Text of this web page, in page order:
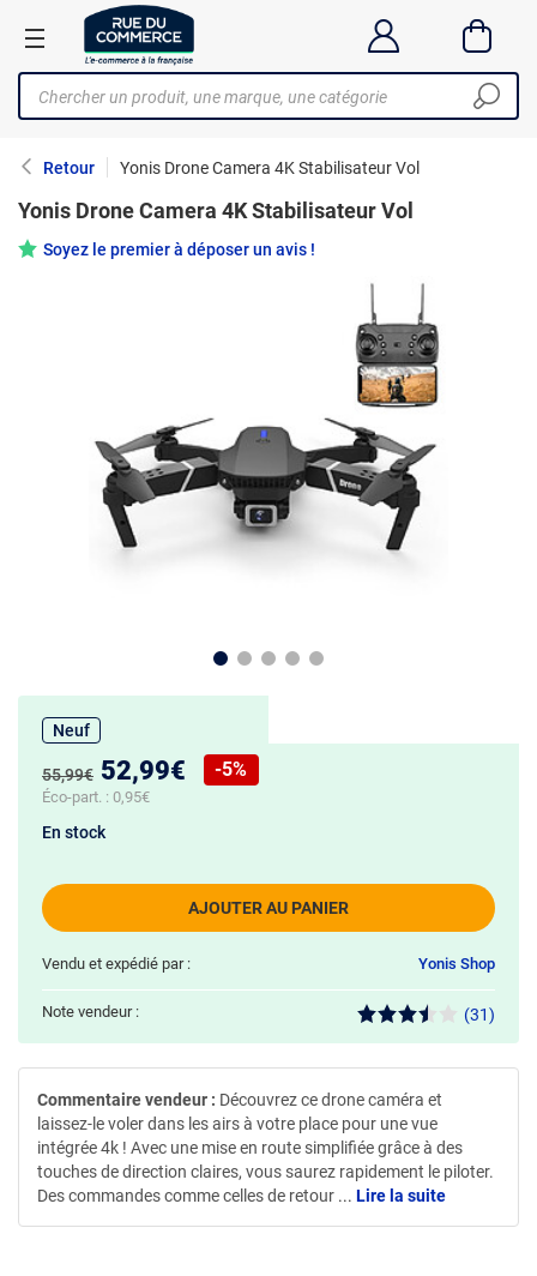
Retour Yonis Drone Camera 4K Stabilisateur Vol
Yonis Drone Camera 4K Stabilisateur Vol
Soyez le premier à déposer un avis !
Neuf
Ancien prix :
55,99€ Nouveau prix :
52,99€
Réduction de :
-5%
Éco-part. : 0,95€
AJOUTER AU PANIER
En stock
Vendu et expédié par : Yonis Shop
Note vendeur : (31)
Commentaire vendeur : Découvrez ce drone caméra et
laissez-le voler dans les airs à votre place pour une vue
intégrée 4k ! Avec une mise en route simplifiée grâce à des
touches de direction claires, vous saurez rapidement le piloter.
Des commandes comme celles de retour ... Lire la suite